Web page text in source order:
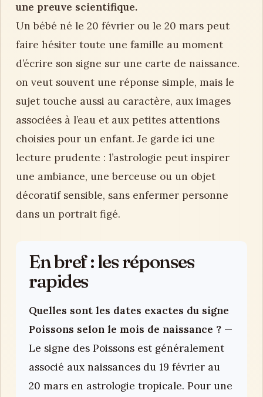
une preuve scientifique.
Un bébé né le 20 février ou le 20 mars peut
faire hésiter toute une famille au moment
d’écrire son signe sur une carte de naissance.
on veut souvent une réponse simple, mais le
sujet touche aussi au caractère, aux images
associées à l’eau et aux petites attentions
choisies pour un enfant. Je garde ici une
lecture prudente : l’astrologie peut inspirer
une ambiance, une berceuse ou un objet
décoratif sensible, sans enfermer personne
dans un portrait figé.
En bref : les réponses
rapides
Quelles sont les dates exactes du signe
Poissons selon le mois de naissance ? —
Le signe des Poissons est généralement
associé aux naissances du 19 février au
20 mars en astrologie tropicale. Pour une